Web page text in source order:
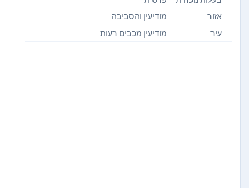
אזור
מודיעין והסביבה
עיר
מודיעין מכבים רעות